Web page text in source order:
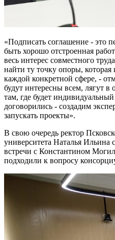
«Подписать соглашение - это
быть хорошо отстроенная
весь интерес совместного
найти ту точку опоры, которая
каждой конкретной сфере, -
будут интересны всем, лягут в
там, где будет
договорились - создадим
запускать проекты».
В свою очередь ректор
университета Наталья Ильина
встречи с Константином
подходили к вопросу